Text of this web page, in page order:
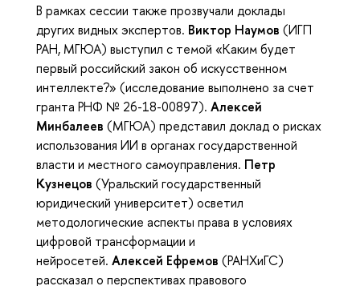
В рамках сессии также прозвучали доклады
других видных экспертов. Виктор Наумов (ИГП
РАН, МГЮА) выступил с темой «Каким будет
первый российский закон об искусственном
интеллекте?» (исследование выполнено за счет
гранта РНФ № 26-18-00897). Алексей
Минбалеев (МГЮА) представил доклад о рисках
использования ИИ в органах государственной
власти и местного самоуправления. Петр
Кузнецов (Уральский государственный
юридический университет) осветил
методологические аспекты права в условиях
цифровой трансформации и
нейросетей. Алексей Ефремов (РАНХиГС)
рассказал о перспективах правового